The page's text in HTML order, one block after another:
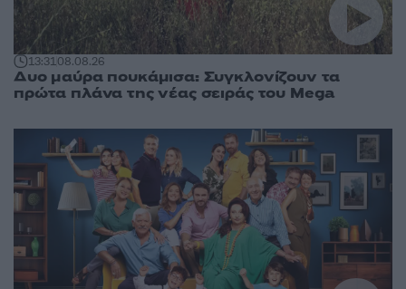
13:3108.08.26
Δυο μαύρα πουκάμισα: Συγκλονίζουν τα
πρώτα πλάνα της νέας σειράς του Mega